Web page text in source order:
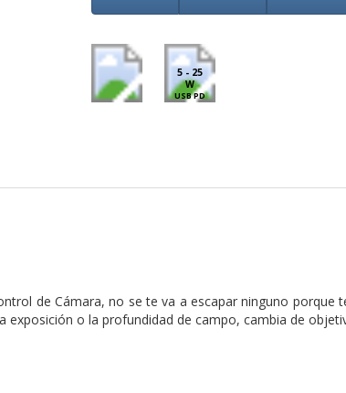
5 - 25
W
USB PD
de Cámara, no se te va a escapar ninguno porque
o la profundidad de campo, cambia de